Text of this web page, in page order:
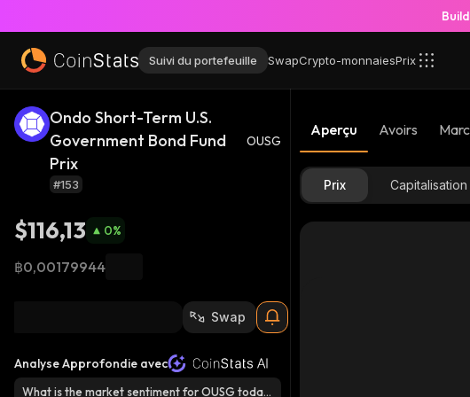
Suivi du portefeuille SwapCrypto-monnaiesPrix
Ondo Short-Term U.S.
Government Bond Fund
Prix
OUSG
#153
$116,13 0%
฿0,00179944
Swap
Analyse Approfondie avec
What is the market sentiment for OUSG toda
Aperçu Avoirs
Prix